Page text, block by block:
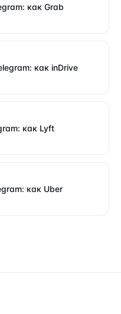
как Grab
как inDrive
как Lyft
как Uber